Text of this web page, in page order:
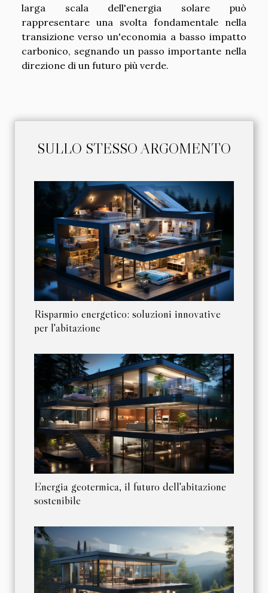
larga scala dell'energia solare può
rappresentare una svolta fondamentale nella
transizione verso un'economia a basso impatto
carbonico, segnando un passo importante nella
direzione di un futuro più verde.
SULLO STESSO ARGOMENTO
Risparmio energetico: soluzioni innovative
per l'abitazione
Energia geotermica, il futuro dell'abitazione
sostenibile